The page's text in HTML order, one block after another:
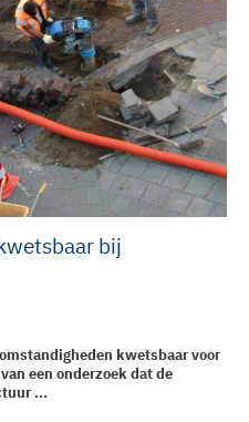
bij
kwetsbaar voor
een onderzoek dat de
...